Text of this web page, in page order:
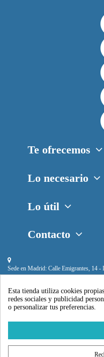
Te ofrecemos
Lo necesario
Lo útil
Contacto
Sede en Madrid: Calle Emigrantes, 14 -
Esta tienda utiliza cookies
redes sociales y publicidad
o personalizar tus preferencias.